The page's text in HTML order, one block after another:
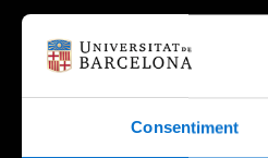
Consentiment